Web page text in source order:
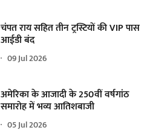
चंपत राय सहित तीन ट्रस्टियों की VIP पास
आईडी बंद
09 Jul 2026
अमेरिका के आजादी के 250वीं वर्षगांठ
समारोह में भव्य आतिशबाजी
05 Jul 2026